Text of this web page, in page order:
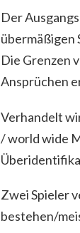
Der
übermäßigen
Die Grenzen
Ansprüchen
Verhandelt
/ world wide
Zwei Spieler
bestehen/